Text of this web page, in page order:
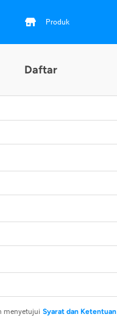
Produk
Daftar
menyetujui Syarat dan Ketentuan